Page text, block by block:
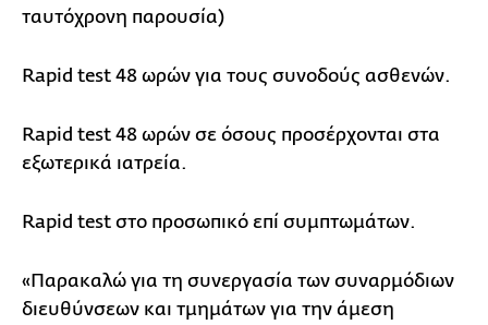
ταυτόχρονη παρουσία)
Rapid test 48 ωρών για τους συνοδούς ασθενών.
Rapid test 48 ωρών σε όσους προσέρχονται στα
εξωτερικά ιατρεία.
Rapid test στο προσωπικό επί συμπτωμάτων.
«Παρακαλώ για τη συνεργασία των συναρμόδιων
διευθύνσεων και τμημάτων για την άμεση